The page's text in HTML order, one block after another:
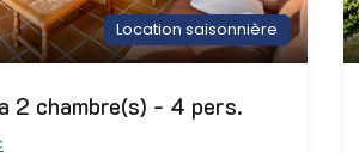
Location saisonnière
2 chambre(s) - 4 pers.